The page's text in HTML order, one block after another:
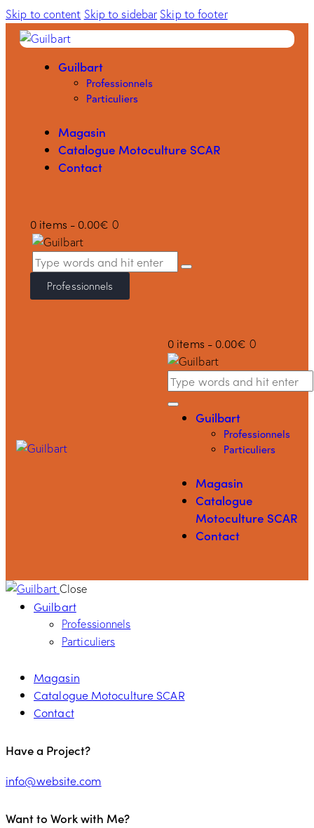
Skip to content Skip to sidebar Skip to footer
Guilbart
Professionnels
Particuliers
Magasin
Catalogue Motoculture SCAR
Contact
0 items - 0.00€ 0
Professionnels
0 items - 0.00€ 0
Guilbart
Professionnels
Particuliers
Magasin
Catalogue
Motoculture SCAR
Contact
Close
Guilbart
Professionnels
Particuliers
Magasin
Catalogue Motoculture SCAR
Contact
Have a Project?
info@website.com
Want to Work with Me?